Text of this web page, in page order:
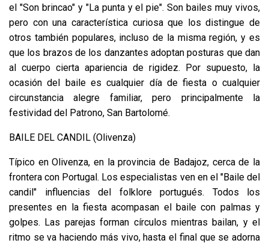
el "Son brincao" y "La punta y el pie". Son bailes muy vivos,
pero con una característica curiosa que los distingue de
otros también populares, incluso de la misma región, y es
que los brazos de los danzantes adoptan posturas que dan
al cuerpo cierta apariencia de rigidez. Por supuesto, la
ocasión del baile es cualquier día de fiesta o cualquier
circunstancia alegre familiar, pero principalmente la
festividad del Patrono, San Bartolomé.
BAILE DEL CANDIL (Olivenza)
Típico en Olivenza, en la provincia de Badajoz, cerca de la
frontera con Portugal. Los especialistas ven en el "Baile del
candil" influencias del folklore portugués. Todos los
presentes en la fiesta acompasan el baile con palmas y
golpes. Las parejas forman círculos mientras bailan, y el
ritmo se va haciendo más vivo, hasta el final que se adorna